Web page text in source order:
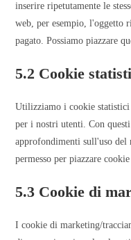
inserire ripetutamente le
web, per esempio, l'oggetto
pagato. Possiamo piazzare
5.2 Cookie
Utilizziamo i cookie
per i nostri utenti. Con
approfondimenti sull'uso
permesso per piazzare
5.3 Cookie di
I cookie di marketing/